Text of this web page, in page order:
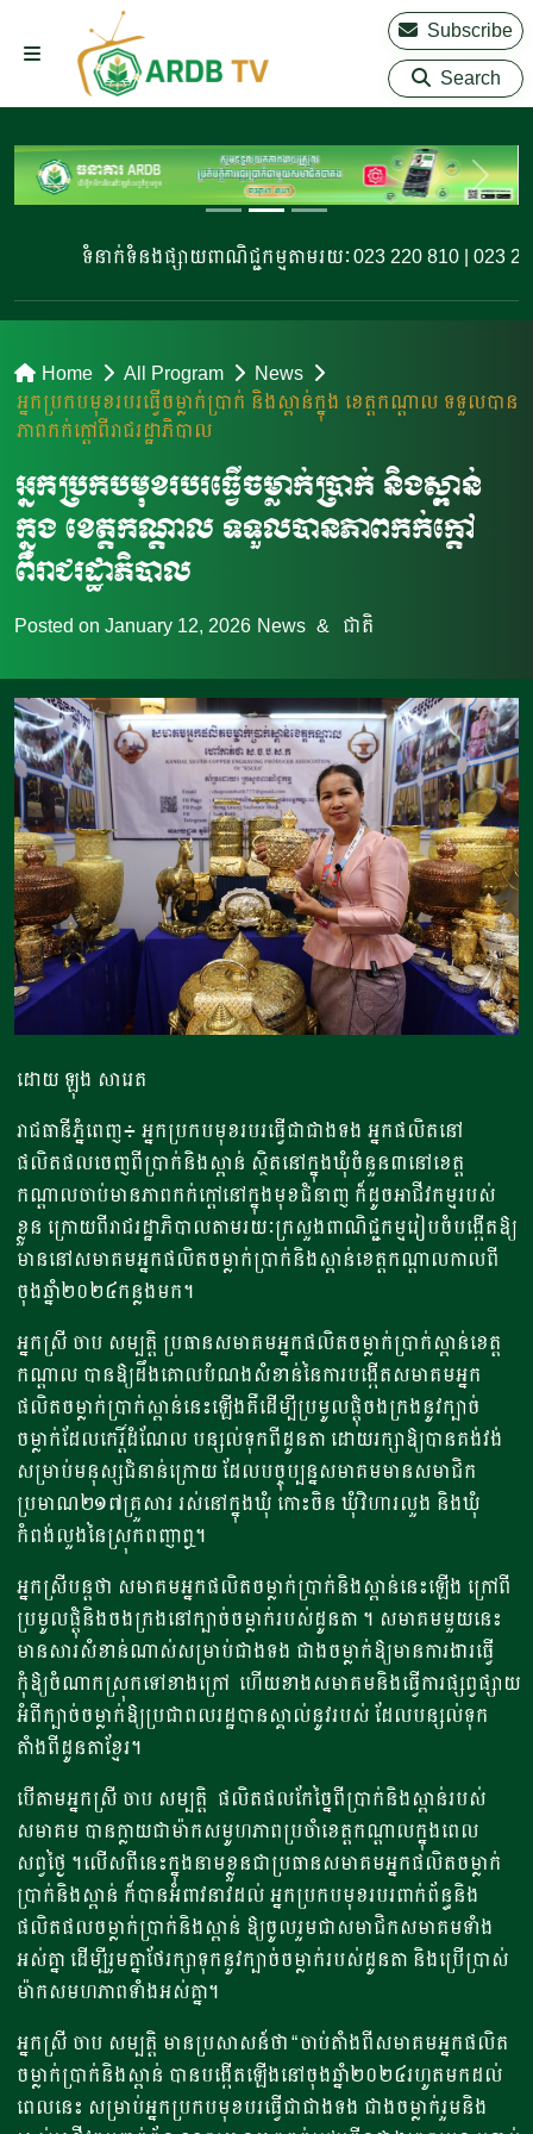
Subscribe
Search
ទំនាក់ទំនងផ្សាយពាណិជ្ជកម្មតាមរយៈ 023 220 810 | 023 220
Home All Program
News
អ្នកប្រកបមុខរបរ​​ធ្វើចម្លាក់ប្រាក់ និងស្ពាន់ក្នុង ខេត្តកណ្តាល​ ទទួលបាន
ភាពកក់ក្តៅ​​ពីរាជរដ្ឋាភិបាល​
អ្នកប្រកបមុខរបរ​​ធ្វើចម្លាក់ប្រាក់ និងស្ពាន់
ក្នុង ខេត្តកណ្តាល​ ទទួលបានភាពកក់ក្តៅ​​
ពីរាជរដ្ឋាភិបាល​
Posted on January 12, 2026 News & ជាតិ
ដោយ ឡុង សារេត
រាជធានីភ្នំពេញ៖ អ្នកប្រកបមុខរបរ​ធ្វើជាជាងទង​ ​អ្នកផលិត​​​នៅ
ផលិតផល​ចេញពី​ប្រាក់និងស្ពាន់ ស្ថិតនៅក្នុងឃុំចំនួន​៣នៅខេត្ត
កណ្តាល​ចាប់មានភាពកក់ក្តៅ​នៅក្នុង​មុខជំនាញ ក៏ដូច​អាជីវកម្ម​របស់​
ខ្លួន​​ ក្រោយពីរាជរដ្ឋាភិបាល​តាមរយៈក្រសួងពាណិជ្ជកម្ម​រៀបចំបង្កើតឱ្យ
មាន​នៅសមាគម​អ្នកផលិតចម្លាក់ប្រាក់និងស្ពាន់​ខេត្តកណ្តាល​កាលពី
ចុងឆ្នាំ​២០២៤​កន្លងមក​។​
អ្នកស្រី ចាប សម្បត្តិ ប្រធានសមាគមអ្នកផលិតចម្លាក់ប្រាក់ស្ពាន់ខេត្ត
កណ្តាល បានឱ្យដឹងគោលបំណង​សំខាន់នៃការបង្កើតសមាគមអ្នក
ផលិតចម្លាក់ប្រាក់ស្ពាន់នេះឡើង​គឺដើម្បីប្រមូលផ្តុំចងក្រង​នូវក្បាច់
ចម្លាក់​ដែលកេរ្តិ៍ដំណែល​ បន្សល់ទុកពីដូនតា​ ដោយរក្សាឱ្យបានគង់វង់
សម្រាប់មនុស្សជំនាន់ក្រោយ​ ដែលបច្ចុប្បន្ន​សមាគម​មានស​មាជិក​
ប្រមាណ​​២១៧គ្រួសារ រស់នៅក្នុងឃុំ​ កោះចិន ឃុំវិហារលួង និងឃុំ
កំពង់លួងនៃស្រុកពញាឮ​។
អ្នកស្រី​បន្តថា ​សមាគមអ្នកផលិតចម្លាក់ប្រាក់និងស្ពាន់នេះឡើង ​ក្រៅពី
ប្រមូលផ្តុំនិងចងក្រង​នៅក្បាច់ចម្លាក់របស់ដូនតា ។ សមាគមមួយនេះ
មានសារសំខាន់ណាស់​សម្រាប់ជាងទង ជាងចម្លាក់ឱ្យមានការងារធ្វើ​
កុំឱ្យ​​ចំណាកស្រុក​ទៅខាងក្រៅ​​ ​​ ហើយខាង​សមាគមនិងធ្វើការផ្សព្វផ្សាយ
អំពីក្បាច់ចម្លាក់​ឱ្យប្រជាពលរដ្ឋបានស្គាល់នូវ​​របស់​ ដែលបន្សល់ទុក
តាំងពីដូនតាខ្មែរ​​។​
បើតាមអ្នកស្រី ចាប សម្បត្តិ ​​ ផលិតផល​កែច្នៃពីប្រាក់និងស្ពាន់របស់
សមាគម បានក្លាយជាម៉ាកសមូហភាព​ប្រចាំខេត្តកណ្តាល​ក្នុងពេល
សព្វថ្ងៃ ។លើសពីនេះ​​ក្នុងនាមខ្លួនជាប្រធានសមាគម​អ្នកផលិតចម្លាក់
ប្រាក់និងស្ពាន់​ ក៏បានអំពាវនាវ​ដល់​ អ្នកប្រកបមុខរបរពាក់ព័ន្ធនិង
ផលិតផលចម្លាក់ប្រាក់និងស្ពាន់​ ឱ្យចូលរួមជាសមាជិក​សមាគម​ទាំង
អស់គ្នា ដើម្បីរួមគ្នា​ថែរក្សាទុកនូវក្បាច់​ចម្លាក់​របស់ដូនតា និង​ប្រើប្រាស់
ម៉ាកសមហភាព​ទាំងអស់គ្នា​។​
អ្នកស្រី ចាប សម្បត្តិ មានប្រសាសន៍ថា “ចាប់តាំងពីសមាគម​អ្នកផលិត
ចម្លាក់ប្រាក់និងស្ពាន់​ បានបង្កើតឡើងនៅចុងឆ្នាំ​២០២៤​រហូតមកដល់
ពេលនេះ សម្រាប់អ្នកប្រកបមុខបរធ្វើជាជាងទង ជាងចម្លាក់រួមនិង